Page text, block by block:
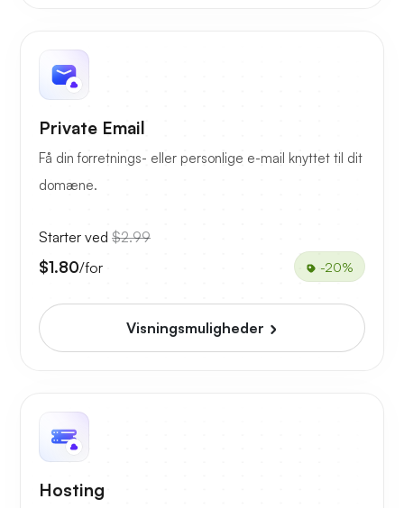
Private Email
Få din forretnings- eller personlige e-mail knyttet til dit
domæne.
Starter ved $2.99
$1.80/for -20%
Visningsmuligheder
Hosting